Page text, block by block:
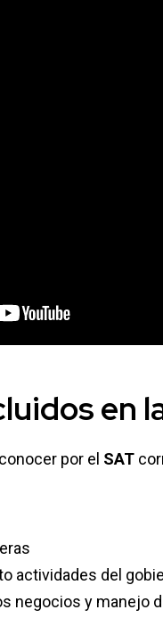
en
por el SAT
actividades del
negocios y manejo